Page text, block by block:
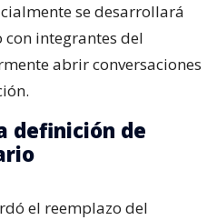
se desarrollará
integrantes del
abrir conversaciones
definición de
el reemplazo del